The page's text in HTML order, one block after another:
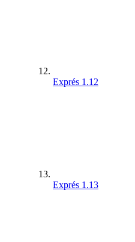
Exprés 1.12
Exprés 1.13